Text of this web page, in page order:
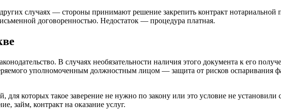
случаях — стороны принимают решение закрепить контракт нотариальной
договоренностью. Недостаток — процедура платная.
В случаях необязательности наличия этого документа к его
уполномоченным должностным лицом — защита от рисков оспаривания
для которых такое заверение не нужно по закону или это условие не
займ, контракт на оказание услуг.